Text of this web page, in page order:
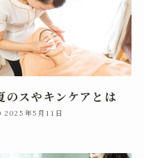
のスやキンケアとは
2025年5月11日